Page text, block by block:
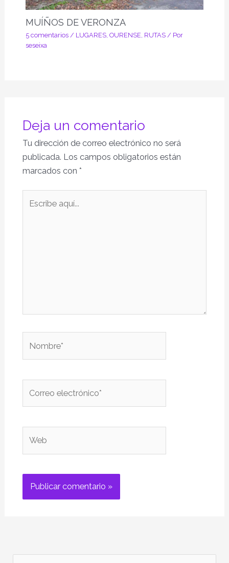
MUÍÑOS DE VERONZA
5 comentarios / LUGARES, OURENSE, RUTAS/ Por
seseixa
Deja un comentario
Tu dirección de correo electrónico no será
publicada. Los campos obligatorios están
marcados con *